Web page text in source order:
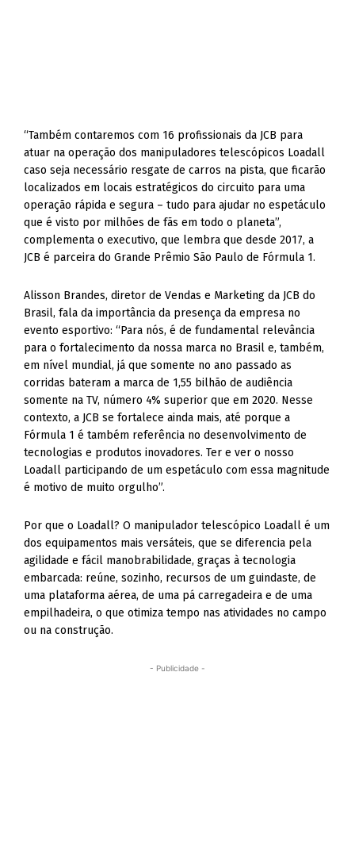
“Também contaremos com 16 profissionais da JCB para
atuar na operação dos manipuladores telescópicos Loadall
caso seja necessário resgate de carros na pista, que ficarão
localizados em locais estratégicos do circuito para uma
operação rápida e segura – tudo para ajudar no espetáculo
que é visto por milhões de fãs em todo o planeta”,
complementa o executivo, que lembra que desde 2017, a
JCB é parceira do Grande Prêmio São Paulo de Fórmula 1.
Alisson Brandes, diretor de Vendas e Marketing da JCB do
Brasil, fala da importância da presença da empresa no
evento esportivo: “Para nós, é de fundamental relevância
para o fortalecimento da nossa marca no Brasil e, também,
em nível mundial, já que somente no ano passado as
corridas bateram a marca de 1,55 bilhão de audiência
somente na TV, número 4% superior que em 2020. Nesse
contexto, a JCB se fortalece ainda mais, até porque a
Fórmula 1 é também referência no desenvolvimento de
tecnologias e produtos inovadores. Ter e ver o nosso
Loadall participando de um espetáculo com essa magnitude
é motivo de muito orgulho”.
Por que o Loadall? O manipulador telescópico Loadall é um
dos equipamentos mais versáteis, que se diferencia pela
agilidade e fácil manobrabilidade, graças à tecnologia
embarcada: reúne, sozinho, recursos de um guindaste, de
uma plataforma aérea, de uma pá carregadeira e de uma
empilhadeira, o que otimiza tempo nas atividades no campo
ou na construção.
- Publicidade -